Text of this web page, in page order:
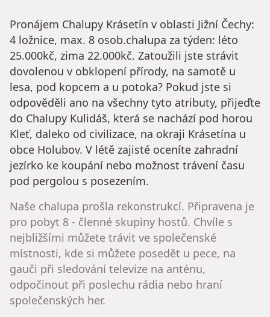
Pronájem Chalupy Krásetín v oblasti Jižní Čechy:
4 ložnice, max. 8 osob.chalupa za týden: léto
25.000kč, zima 22.000kč. Zatoužili jste strávit
dovolenou v obklopení přírody, na samotě u
lesa, pod kopcem a u potoka? Pokud jste si
odpověděli ano na všechny tyto atributy, přijeďte
do Chalupy Kulidáš, která se nachází pod horou
Kleť, daleko od civilizace, na okraji Krásetína u
obce Holubov. V létě zajisté oceníte zahradní
jezírko ke koupání nebo možnost trávení času
pod pergolou s posezením.
Naše chalupa prošla rekonstrukcí. Připravena je
pro pobyt 8 - členné skupiny hostů. Chvíle s
nejbližšími můžete trávit ve společenské
místnosti, kde si můžete posedět u pece, na
gauči při sledování televize na anténu,
odpočinout při poslechu rádia nebo hraní
společenských her.